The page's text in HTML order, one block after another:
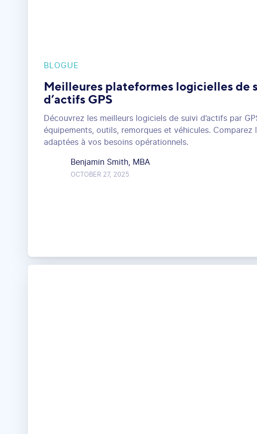
BLOGUE
Meilleures plateformes logicielles de
d’actifs GPS
Découvrez les meilleurs logiciels de suivi d’actifs par
équipements, outils, remorques et véhicules. Comparez
adaptées à vos besoins opérationnels.
Benjamin Smith, MBA
OCTOBER 27, 2025